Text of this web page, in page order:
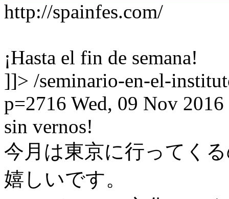
http://spainfes.com/
¡Hasta el fin de semana!
]]> /seminario-en-el-
p=2716 Wed, 09 Nov
sin vernos!
今月は東京に行ってく
嬉しいです。